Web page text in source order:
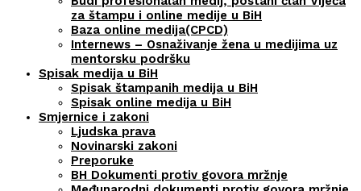
za štampu i online medije u BiH
Baza online medija(CPCD)
Internews – Osnaživanje žena u medijima uz
mentorsku podršku
Spisak medija u BiH
Spisak štampanih medija u BiH
Spisak online medija u BiH
Smjernice i zakoni
Ljudska prava
Novinarski zakoni
Preporuke
BH Dokumenti protiv govora mržnje